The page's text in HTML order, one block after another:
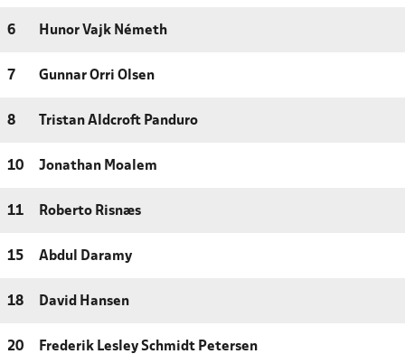
6 Hunor Vajk Németh
7 Gunnar Orri Olsen
8 Tristan Aldcroft Panduro
10 Jonathan Moalem
11 Roberto Risnæs
15 Abdul Daramy
18 David Hansen
20 Frederik Lesley Schmidt Petersen